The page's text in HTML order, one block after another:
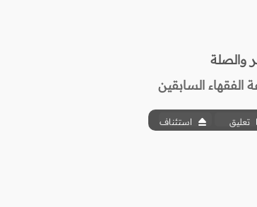
والصلة
السابقين
تعليق استئناف